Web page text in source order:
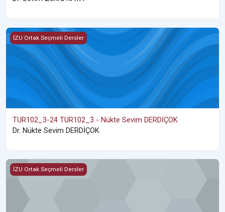
TUR102_3-24 TUR102_3 - Nükte Sevim DERDİÇOK
İZU Ortak Seçmeli Dersler
TUR102_3-24 TUR102_3 - Nükte Sevim DERDİÇOK
Dr. Nükte Sevim DERDİÇOK
TUR102_4-24 TUR102_4 - Zehra ŞİMŞEK
İZU Ortak Seçmeli Dersler